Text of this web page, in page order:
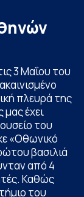
3 Μαΐου του
πλευρά της
έχει
του
«Οθωνικό
βασιλιά
από 4
Καθώς
του